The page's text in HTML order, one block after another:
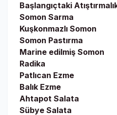
Başlangıçtaki
Somon Sarma
Kuşkonmazlı Somon
Somon Pastırma
Marine edilmiş Somon
Radika
Patlıcan Ezme
Balık Ezme
Ahtapot Salata
Sübye Salata